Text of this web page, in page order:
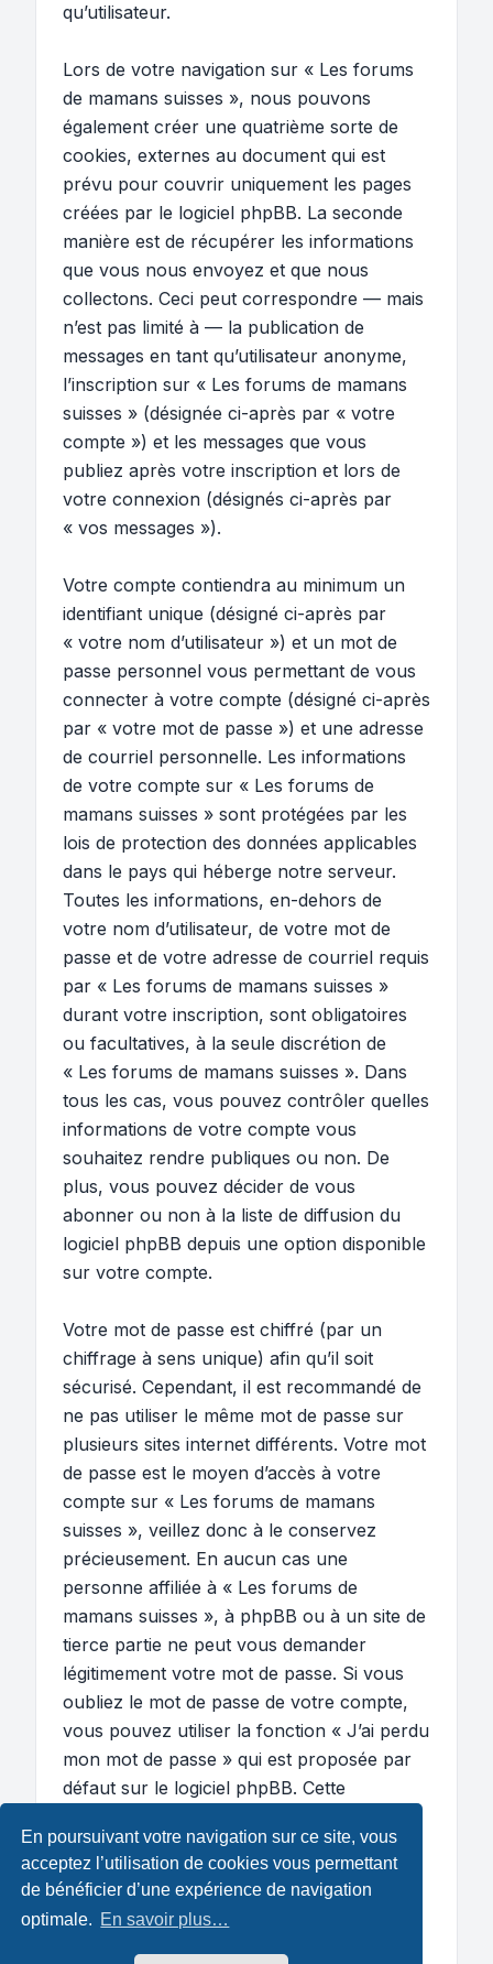
En poursuivant votre navigation sur ce site, vous
acceptez l’utilisation de cookies vous permettant
de bénéficier d’une expérience de navigation
optimale. En savoir plus…
qu’utilisateur.
Lors de votre navigation sur « Les forums
de mamans suisses », nous pouvons
également créer une quatrième sorte de
cookies, externes au document qui est
prévu pour couvrir uniquement les pages
créées par le logiciel phpBB. La seconde
manière est de récupérer les informations
que vous nous envoyez et que nous
collectons. Ceci peut correspondre — mais
n’est pas limité à — la publication de
messages en tant qu’utilisateur anonyme,
l’inscription sur « Les forums de mamans
suisses » (désignée ci-après par « votre
compte ») et les messages que vous
publiez après votre inscription et lors de
votre connexion (désignés ci-après par
« vos messages »).
Votre compte contiendra au minimum un
identifiant unique (désigné ci-après par
« votre nom d’utilisateur ») et un mot de
passe personnel vous permettant de vous
connecter à votre compte (désigné ci-après
par « votre mot de passe ») et une adresse
de courriel personnelle. Les informations
de votre compte sur « Les forums de
mamans suisses » sont protégées par les
lois de protection des données applicables
dans le pays qui héberge notre serveur.
Toutes les informations, en-dehors de
votre nom d’utilisateur, de votre mot de
passe et de votre adresse de courriel requis
par « Les forums de mamans suisses »
durant votre inscription, sont obligatoires
ou facultatives, à la seule discrétion de
« Les forums de mamans suisses ». Dans
tous les cas, vous pouvez contrôler quelles
informations de votre compte vous
souhaitez rendre publiques ou non. De
plus, vous pouvez décider de vous
abonner ou non à la liste de diffusion du
logiciel phpBB depuis une option disponible
sur votre compte.
Votre mot de passe est chiffré (par un
chiffrage à sens unique) afin qu’il soit
sécurisé. Cependant, il est recommandé de
ne pas utiliser le même mot de passe sur
plusieurs sites internet différents. Votre mot
de passe est le moyen d’accès à votre
compte sur « Les forums de mamans
suisses », veillez donc à le conservez
précieusement. En aucun cas une
personne affiliée à « Les forums de
mamans suisses », à phpBB ou à un site de
tierce partie ne peut vous demander
légitimement votre mot de passe. Si vous
oubliez le mot de passe de votre compte,
vous pouvez utiliser la fonction « J’ai perdu
mon mot de passe » qui est proposée par
défaut sur le logiciel phpBB. Cette
votre nom d’utilisateur et votre adresse de
courriel et le logiciel phpBB générera alors
un nouveau mot de passe afin que vous
puissiez reprendre le contrôle de votre